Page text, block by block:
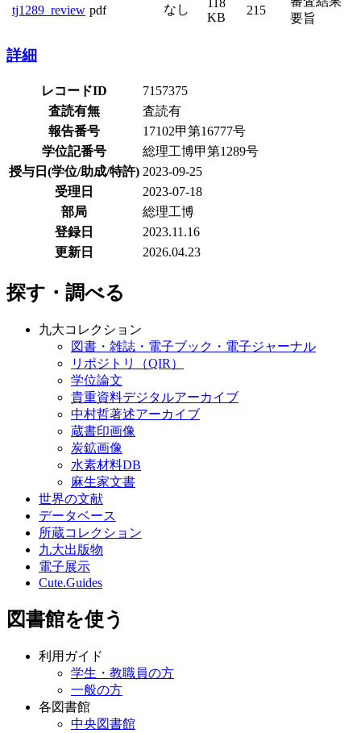
tj1289_review pdf なし
118
KB
215
要旨
詳細
レコードID
7157375
査読有無
査読有
報告番号
17102甲第16777号
学位記番号
総理工博甲第1289号
授与日(学位/助成/特許) 2023-09-25
受理日
2023-07-18
部局
総理工博
登録日
2023.11.16
更新日
2026.04.23
探す・調べる
九大コレクション
図書・雑誌・電子ブック・電子ジャーナル
リポジトリ（QIR）
学位論文
貴重資料デジタルアーカイブ
中村哲著述アーカイブ
蔵書印画像
炭鉱画像
水素材料DB
麻生家文書
世界の文献
データベース
所蔵コレクション
九大出版物
電子展示
Cute.Guides
図書館を使う
利用ガイド
学生・教職員の方
一般の方
各図書館
中央図書館